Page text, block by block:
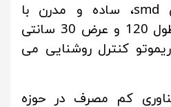
بیضی smd، ساده و مدرن با
روشنایی مطلوب به طول 120 و عرض 30 سانتی
کنترل روشنایی می
کم مصرف در حوزه